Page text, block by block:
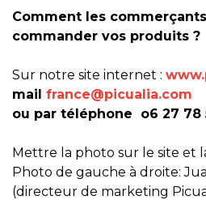
Comment les
commander vos produits ?
Sur notre site internet :
mail france@picualia.com
ou par téléphone o6 27 78
Mettre la photo sur le site et
Photo de gauche à droite:
(directeur de marketing